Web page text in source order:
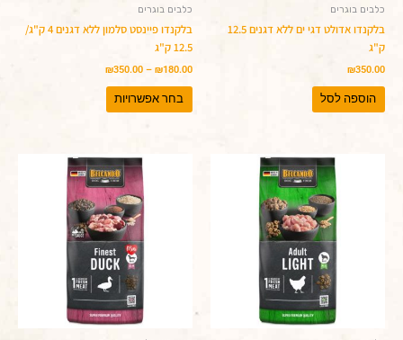
כלבים בוגרים
בלקנדו אדולט דגי ים ללא דגנים 12.5
ק"ג
₪350.00
הוספה לסל
כלבים בוגרים
בלקנדו פיינסט סלמון ללא דגנים 4 ק"ג/
12.5 ק"ג
₪180.00
–
₪350.00
בחר אפשרויות
טווח
מחירים:
עד
למוצר
זה
יש
מספר
סוגים.
ניתן
לבחור
את
האפשרויות
בעמוד
טווח
מחירים:
עד
למוצר
זה
יש
מספר
סוגים.
ניתן
לבחור
את
האפשרויות
בעמוד